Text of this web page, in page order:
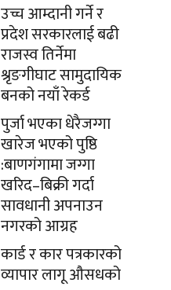
उच्च आम्दानी गर्ने र
प्रदेश सरकारलाई बढी
राजस्व तिर्नेमा
श्रृङगीघाट सामुदायिक
बनको नयाँ रेकर्ड
पुर्जा भएका धेरैजग्गा
खारेज भएको पुष्ठि
:बाणगंगामा जग्गा
खरिद–बिक्री गर्दा
सावधानी अपनाउन
नगरको आग्रह
कार्ड र कार पत्रकारको
व्यापार लागू औसधको